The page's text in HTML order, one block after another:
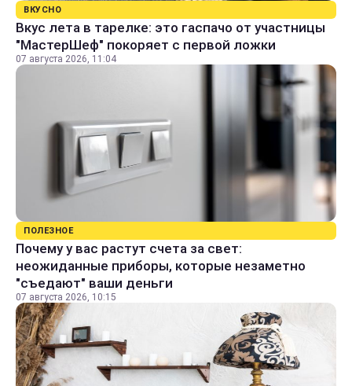
ВКУСНО
Вкус лета в тарелке: это гаспачо от участницы
"МастерШеф" покоряет с первой ложки
07 августа 2026, 11:04
ПОЛЕЗНОЕ
Почему у вас растут счета за свет:
неожиданные приборы, которые незаметно
"съедают" ваши деньги
07 августа 2026, 10:15